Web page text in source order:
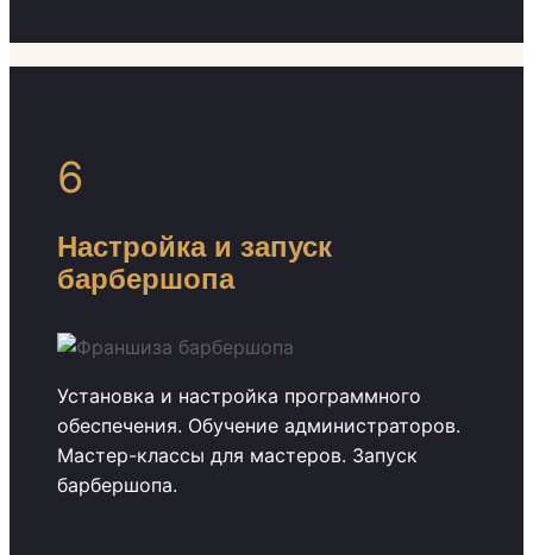
6
Настройка и запуск
барбершопа
Установка и настройка программного
обеспечения. Обучение администраторов.
Мастер-классы для мастеров. Запуск
барбершопа.